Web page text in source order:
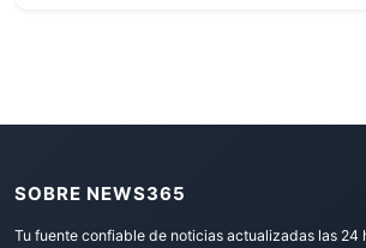
SOBRE NEWS365
Tu fuente confiable de noticias actualizadas las 24